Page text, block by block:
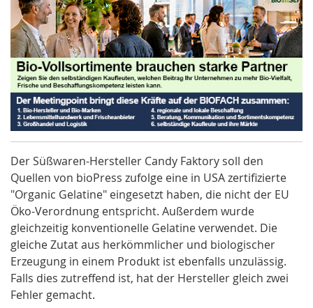
Der Süßwaren-Hersteller Candy Faktory soll den
Quellen von bioPress zufolge eine in USA zertifizierte
"Organic Gelatine" eingesetzt haben, die nicht der EU
Öko-Verordnung entspricht. Außerdem wurde
gleichzeitig konventionelle Gelatine verwendet. Die
gleiche Zutat aus herkömmlicher und biologischer
Erzeugung in einem Produkt ist ebenfalls unzulässig.
Falls dies zutreffend ist, hat der Hersteller gleich zwei
Fehler gemacht.